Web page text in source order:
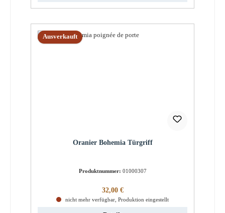
Ausverkauft
Oranier Bohemia Türgriff
Produktnummer: 01000307
Regulärer Preis:
32,00 €
nicht mehr verfügbar, Produktion eingestellt